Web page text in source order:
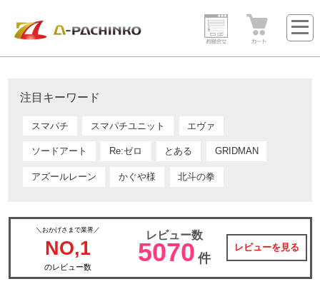
注目キーワード
スマパチ スマパチユニット エヴァ
ソードアート Re:ゼロ とある GRIDMAN
アズールレーン かぐや様 北斗の拳
＼おかげさまで業界／
NO,1
のレビュー数
レビュー数
5070 件
レビューを見る